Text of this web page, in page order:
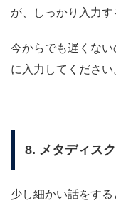
が、しっかり入力す
今からでも遅くな
に入力してください
8. メタディス
少し細かい話をす